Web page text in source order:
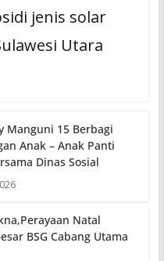
jenis solar
Utara
Manguni 15 Berbagi
Anak – Anak Panti
Dinas Sosial
Natal
BSG Cabang Utama